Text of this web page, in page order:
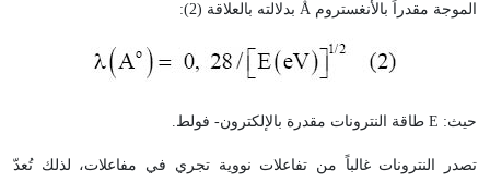
الموجة مقدراً بالأنغستروم Å بدلالته بالعلاقة (2):
حيث: E طاقة النترونات مقدرة بالإلكترون- فولط.
تصدر النترونات غالباً من تفاعلات نووية تجري في مفاعلات، لذلك تُعدّ